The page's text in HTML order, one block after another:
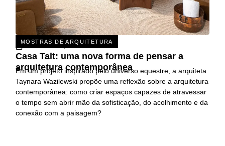
MOSTRAS DE ARQUITETURA
31 DE JULHO, 2026
Casa Talt: uma nova forma de pensar a
arquitetura contemporânea
Em um projeto inspirado pelo universo equestre, a arquiteta
Taynara Wazilewski propõe uma reflexão sobre a arquitetura
contemporânea: como criar espaços capazes de atravessar
o tempo sem abrir mão da sofisticação, do acolhimento e da
conexão com a paisagem?